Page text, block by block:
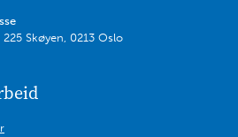
Skøyen, 0213 Oslo